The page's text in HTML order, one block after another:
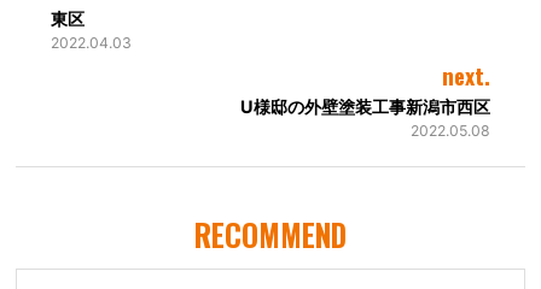
東区
2022.04.03
next.
U様邸の外壁塗装工事新潟市西区
2022.05.08
RECOMMEND